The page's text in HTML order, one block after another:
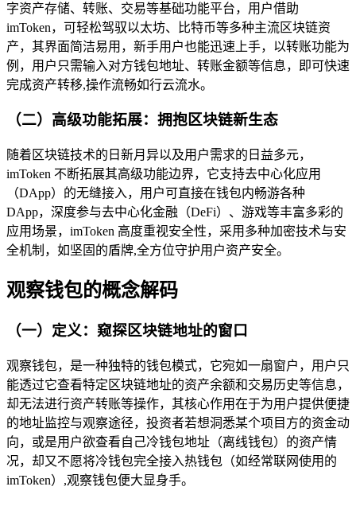
字资产存储、转账、交易等基础功能平台，用户借助
imToken，可轻松驾驭以太坊、比特币等多种主流区块链资
产，其界面简洁易用，新手用户也能迅速上手，以转账功能为
例，用户只需输入对方钱包地址、转账金额等信息，即可快速
完成资产转移,操作流畅如行云流水。
（二）高级功能拓展：拥抱区块链新生态
随着区块链技术的日新月异以及用户需求的日益多元，
imToken 不断拓展其高级功能边界，它支持去中心化应用
（DApp）的无缝接入，用户可直接在钱包内畅游各种
DApp，深度参与去中心化金融（DeFi）、游戏等丰富多彩的
应用场景，imToken 高度重视安全性，采用多种加密技术与安
全机制，如坚固的盾牌,全方位守护用户资产安全。
观察钱包的概念解码
（一）定义：窥探区块链地址的窗口
观察钱包，是一种独特的钱包模式，它宛如一扇窗户，用户只
能透过它查看特定区块链地址的资产余额和交易历史等信息，
却无法进行资产转账等操作，其核心作用在于为用户提供便捷
的地址监控与观察途径，投资者若想洞悉某个项目方的资金动
向，或是用户欲查看自己冷钱包地址（离线钱包）的资产情
况，却又不愿将冷钱包完全接入热钱包（如经常联网使用的
imToken）,观察钱包便大显身手。